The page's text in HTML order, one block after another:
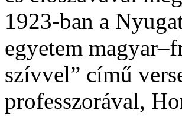
1923-ban a
egyetem
szívvel” című
professzorával,